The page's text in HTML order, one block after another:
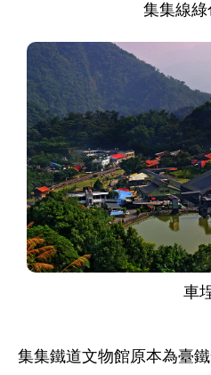
集集線綠
車
集集鐵道文物館原本為臺